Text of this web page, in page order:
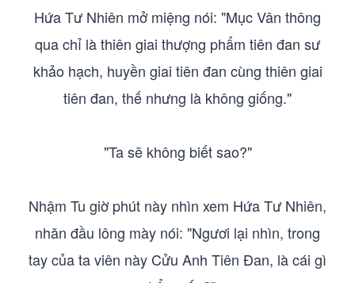
Hứa Tư Nhiên mở miệng nói: "Mục Vân thông
qua chỉ là thiên giai thượng phẩm tiên đan sư
khảo hạch, huyền giai tiên đan cùng thiên giai
tiên đan, thế nhưng là không giống."
"Ta sẽ không biết sao?"
Nhậm Tu giờ phút này nhìn xem Hứa Tư Nhiên,
nhăn đầu lông mày nói: "Ngươi lại nhìn, trong
tay của ta viên này Cửu Anh Tiên Đan, là cái gì